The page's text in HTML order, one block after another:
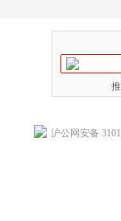
沪公网安备